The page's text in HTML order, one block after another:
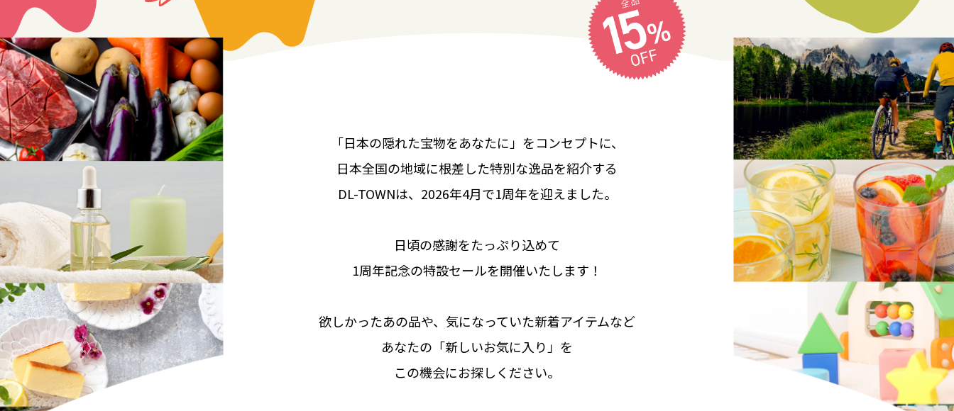
「日本の隠れた宝物をあなたに」をコンセプトに、
日本全国の地域に根差した特別な逸品を紹介する
DL-TOWNは、2026年4月で1周年を迎えました。
日頃の感謝をたっぷり込めて
1周年記念の特設セールを開催いたします！
欲しかったあの品や、気になっていた新着アイテムなど
あなたの「新しいお気に入り」を
この機会にお探しください。